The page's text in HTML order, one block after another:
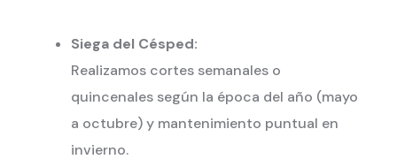
Siega del Césped:
Realizamos cortes semanales o
quincenales según la época del año (mayo
a octubre) y mantenimiento puntual en
invierno.